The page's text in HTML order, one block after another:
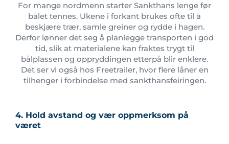
For mange nordmenn starter Sankthans lenge før
bålet tennes. Ukene i forkant brukes ofte til å
beskjære trær, samle greiner og rydde i hagen.
Derfor lønner det seg å planlegge transporten i god
tid, slik at materialene kan fraktes trygt til
bålplassen og oppryddingen etterpå blir enklere.
Det ser vi også hos Freetrailer, hvor flere låner en
tilhenger i forbindelse med sankthansfeiringen.
4. Hold avstand og vær oppmerksom på
været